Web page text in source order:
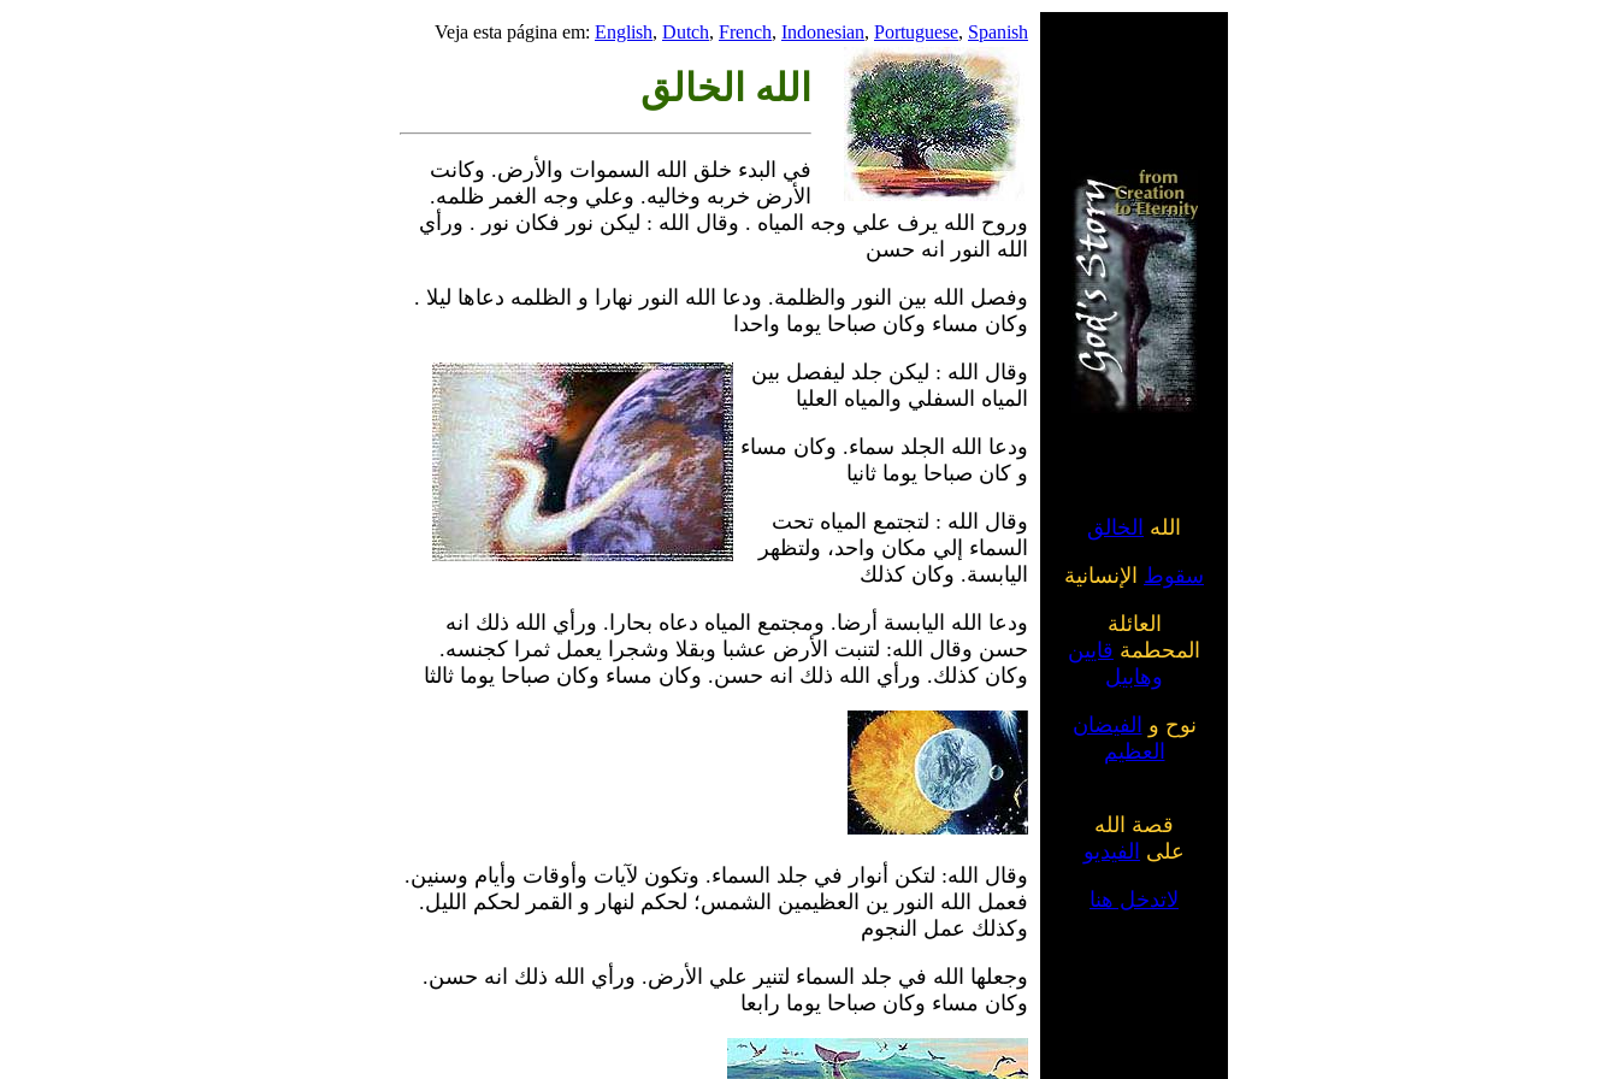
الله الخالق
سقوط الإنسانية
العائلة
المحطمة قايين
وهابيل
نوح و الفيضان
العظيم
قصة الله
على الفيديو
لاتدخل هنا
Veja esta página em: English, Dutch, French, Indonesian, Portuguese, Spanish
الله الخالق
في البدء خلق الله السموات والأرض. وكانت
الأرض خربه وخاليه. وعلي وجه الغمر ظلمه.
وروح الله يرف علي وجه المياه . وقال الله : ليكن نور فكان نور . ورأي
الله النور انه حسن
وفصل الله بين النور والظلمة. ودعا الله النور نهارا و الظلمه دعاها ليلا .
وكان مساء وكان صباحا يوما واحدا
وقال الله : ليكن جلد ليفصل بين
المياه السفلي والمياه العليا
ودعا الله الجلد سماء. وكان مساء
و كان صباحا يوما ثانيا
وقال الله : لتجتمع المياه تحت
السماء إلي مكان واحد، ولتظهر
اليابسة. وكان كذلك
ودعا الله اليابسة أرضا. ومجتمع المياه دعاه بحارا. ورأي الله ذلك انه
حسن وقال الله: لتنبت الأرض عشبا وبقلا وشجرا يعمل ثمرا كجنسه.
وكان كذلك. ورأي الله ذلك انه حسن. وكان مساء وكان صباحا يوما ثالثا
وقال الله: لتكن أنوار في جلد السماء. وتكون لآيات وأوقات وأيام وسنين.
فعمل الله النور ين العظيمين الشمس؛ لحكم لنهار و القمر لحكم الليل.
وكذلك عمل النجوم
وجعلها الله في جلد السماء لتنير علي الأرض. ورأي الله ذلك انه حسن.
وكان مساء وكان صباحا يوما رابعا